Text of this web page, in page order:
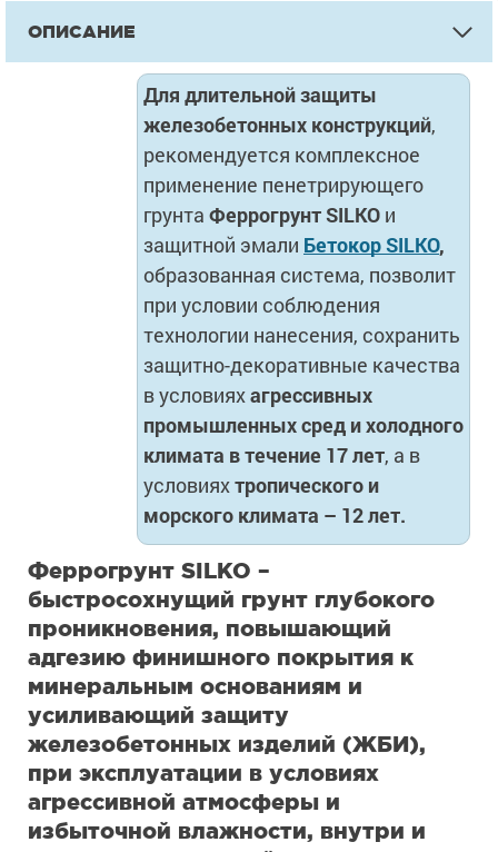
ОПИСАНИЕ
Для длительной защиты
железобетонных конструкций,
рекомендуется комплексное
применение пенетрирующего
грунта Феррогрунт SILKO и
защитной эмали Бетокор SILKO,
образованная система, позволит
при условии соблюдения
технологии нанесения, сохранить
защитно-декоративные качества
в условияхагрессивных
промышленныхсред и холодного
климата в течение 17 лет, а в
условияхтропического и
морского климата – 12 лет.
Феррогрунт SILKO –
быстросохнущий грунт глубокого
проникновения, повышающий
адгезию финишного покрытия к
минеральным основаниям и
усиливающий защиту
железобетонных изделий (ЖБИ),
при эксплуатации в условиях
агрессивной атмосферы и
избыточной влажности, внутри и